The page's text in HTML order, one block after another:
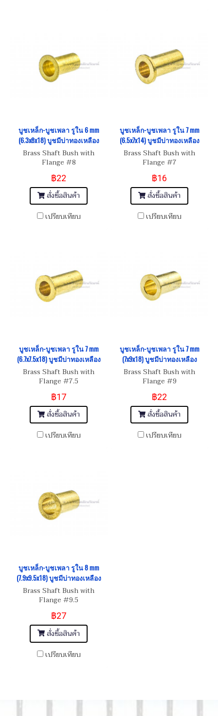
บูชเหล็ก-บูชเพลา รูใน 6 mm
(6.3x8x18) บูชมีบ่าทองเหลือง
Brass Shaft Bush with
Flange #8
฿22
สั่งซื้อสินค้า
เปรียบเทียบ
บูชเหล็ก-บูชเพลา รูใน 7 mm
(6.5x7x14) บูชมีบ่าทองเหลือง
Brass Shaft Bush with
Flange #7
฿16
สั่งซื้อสินค้า
เปรียบเทียบ
บูชเหล็ก-บูชเพลา รูใน 7 mm
(6.7x7.5x18) บูชมีบ่าทองเหลือง
Brass Shaft Bush with
Flange #7.5
฿17
สั่งซื้อสินค้า
เปรียบเทียบ
บูชเหล็ก-บูชเพลา รูใน 7 mm
(7x9x18) บูชมีบ่าทองเหลือง
Brass Shaft Bush with
Flange #9
฿22
สั่งซื้อสินค้า
เปรียบเทียบ
บูชเหล็ก-บูชเพลา รูใน 8 mm
(7.9x9.5x18) บูชมีบ่าทองเหลือง
Brass Shaft Bush with
Flange #9.5
฿27
สั่งซื้อสินค้า
เปรียบเทียบ